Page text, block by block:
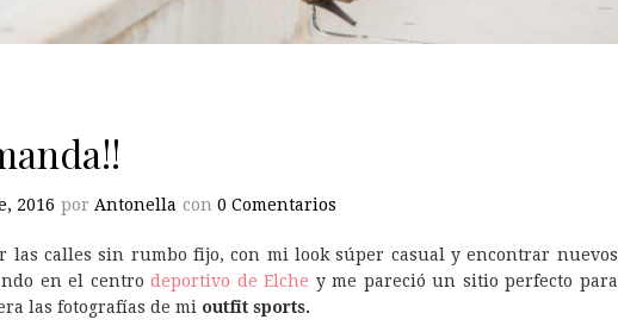
2016 por Antonella con 0 Comentarios
las calles sin rumbo fijo, con mi look súper casual y encontrar nuevos
en el centro deportivo de Elche y me pareció un sitio perfecto para
las fotografías de mi outfit sports.